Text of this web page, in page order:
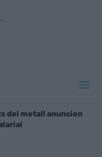
del metall anuncien